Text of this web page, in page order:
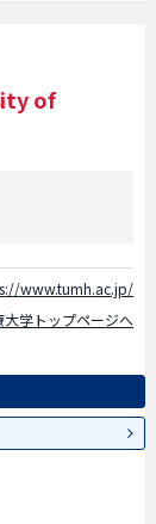
情報、施設案内、
で是非ご利用くだ
of
www.tumh.ac.jp/
大学トップページへ